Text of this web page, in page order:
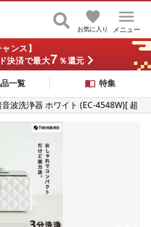
メニュー
お気に入り
ンス】
決済で最大7 ％還元
一覧
特集
波洗浄器 ホワイト (EC-4548W)[ 超
ュエリー 超音波洗浄機 時計 アクセ
クト 白 タイマー 自動 タッチスイッ
ホルダー付き オートオフ ランキング
燕市 燕三条 ]